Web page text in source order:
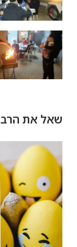
שאל את הרב